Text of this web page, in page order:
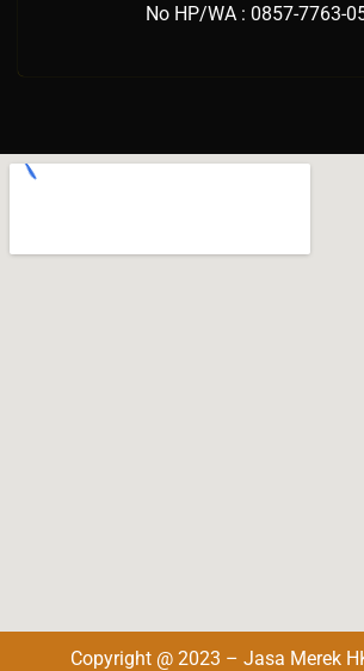
No HP/WA : 0857-7763-
Copyright @ 2023 – Jasa Merek